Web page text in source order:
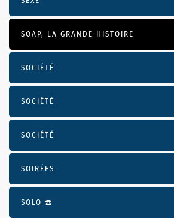
SOAP, LA GRANDE HISTOIRE
SOCIÉTÉ
SOCIÉTÉ
SOCIÉTÉ
SOIRÉES
SOLO ☎️